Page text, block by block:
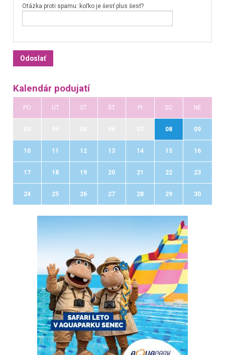
Otázka proti spamu: koľko je šesť plus šesť?
Kalendár podujatí
PO UT ST ŠT PI SO NE
08 09
10 11 12 13 14 15 16
17 18 19 20 21 22 23
24 25 26 27 28 29 30